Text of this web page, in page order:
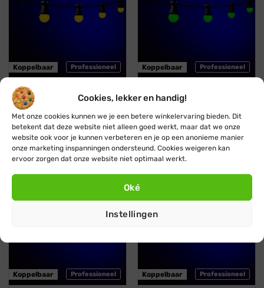
Cookies, lekker en handig!
Met onze cookies kunnen we je een betere winkelervaring bieden. Dit
betekent dat deze website niet alleen goed werkt, maar dat we onze
website ook voor je kunnen verbeteren en je op een anonieme manier
onze marketing inspanningen ondersteund. Cookies weigeren kan
ervoor zorgen dat onze website niet optimaal werkt.
Oké
Instellingen
Professioneel
Koppelbaar
Blynx Festoon
Prikkabel · Lichtsnoer ·
Koppelbaar ·1 kleur · Geel
Vanaf:€29,95 €27,95
Professioneel
Koppelbaar
Blynx Festoon
Koppelbaar · 1 kleur ·
Groen
Vanaf:€29,95 €27,95
Blauw
Professioneel
Koppelbaar
Oranje
Professioneel
Koppelbaar